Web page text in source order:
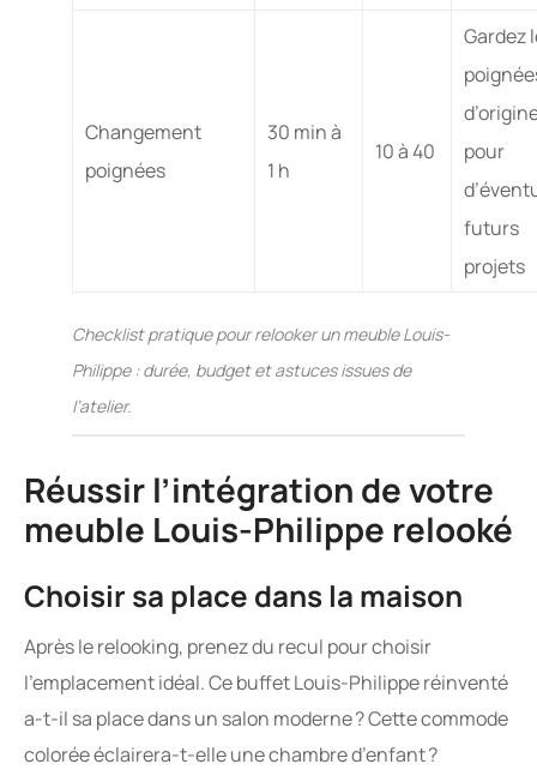
Changement
poignées
30 min à
1 h
10 à 40
Gardez
pour
futurs
projets
Checklist pratique pour relooker un meuble Louis-
Philippe : durée, budget et astuces issues de
l’atelier.
Réussir l’intégration de votre
meuble Louis-Philippe relooké
Choisir sa place dans la maison
Après le relooking, prenez du recul pour choisir
l’emplacement idéal. Ce buffet Louis-Philippe réinventé
a-t-il sa place dans un salon moderne ? Cette commode
colorée éclairera-t-elle une chambre d’enfant ?